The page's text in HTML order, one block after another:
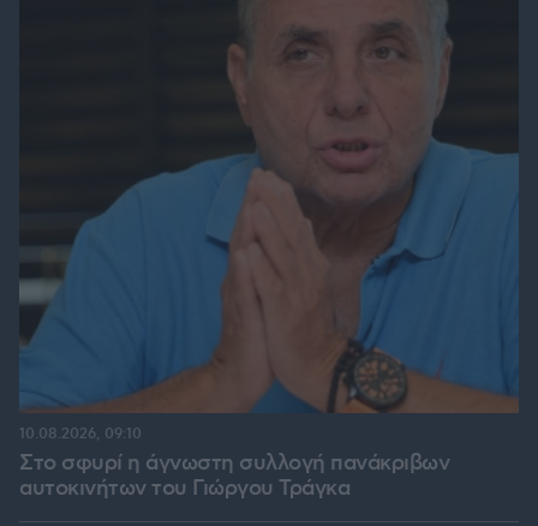
Στο σφυρί η άγνωστη συλλογή πανάκριβων
αυτοκινήτων του Γιώργου Τράγκα
10.08.2026, 09:10